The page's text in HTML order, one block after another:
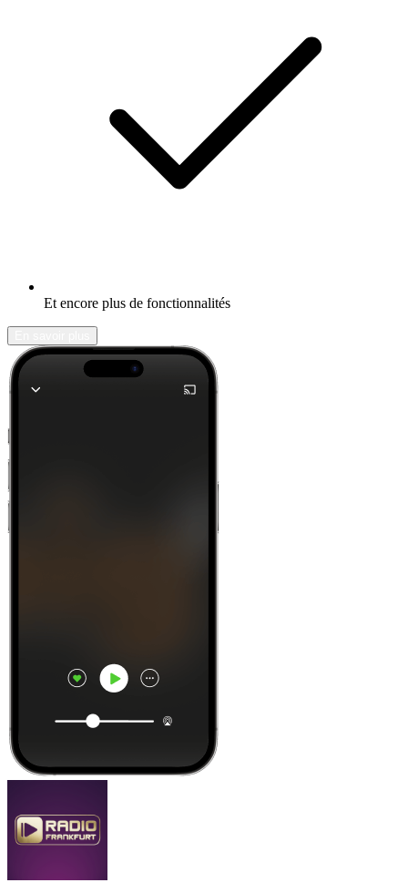
Et encore plus de fonctionnalités